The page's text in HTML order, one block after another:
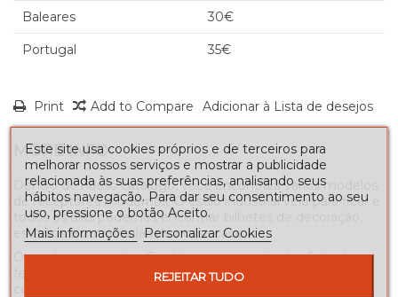
Baleares 30€
Portugal 35€
Print Add to Compare Adicionar à Lista de desejos
MORE INFO
Dentro do nosso catálogo, você encontrará vários modelos
de receptores modernos. O estilo industrial veio para ficar e
todos os dias podemos encontrar bilhetes de decoração,
estúdios e outras salas de nossa casa.
O moderno receptor Conil é uma peça simples feita de
ferro forjado, com tubo oco quadrado. A tampa deste
Este site usa cookies próprios e de terceiros para
melhorar nossos serviços e mostrar a publicidade
relacionada às suas preferências, analisando seus
hábitos navegação. Para dar seu consentimento ao seu
uso, pressione o botão Aceito.
Mais informações
Personalizar Cookies
REJEITAR TUDO